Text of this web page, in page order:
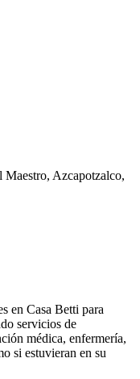
Maestro, Azcapotzalco,
en Casa Betti para
servicios de
médica, enfermería,
si estuvieran en su